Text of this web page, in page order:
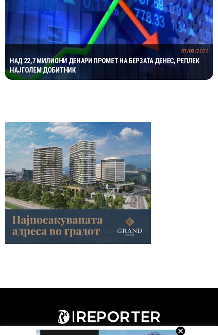
НАД 22,7 МИЛИОНИ ДЕНАРИ ПРОМЕТ НА БЕРЗАТА ДЕНЕС, РЕПЛЕК
НАЈГОЛЕМ ДОБИТНИК
07/08/2026